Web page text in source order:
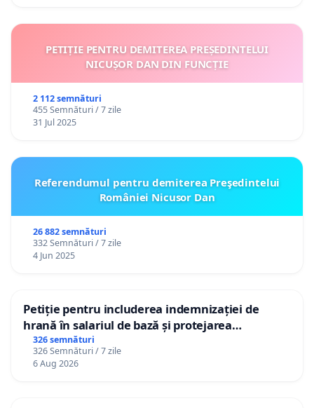
PETIȚIE PENTRU DEMITEREA PREȘEDINTELUI
NICUȘOR DAN DIN FUNCȚIE
2 112 semnături
455 Semnături / 7 zile
31 Jul 2025
Referendumul pentru demiterea Preşedintelui
României Nicusor Dan
26 882 semnături
332 Semnături / 7 zile
4 Jun 2025
Petiție pentru includerea indemnizației de
hrană în salariul de bază și protejarea
gradațiilor de vechime pentru asistenții
personali
326 semnături
326 Semnături / 7 zile
6 Aug 2026